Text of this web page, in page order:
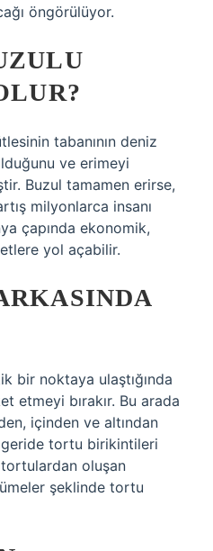
öngörülüyor.
tabanının deniz
ve erimeyi
Buzul tamamen erirse,
milyonlarca insanı
çapında ekonomik,
yol açabilir.
bir noktaya ulaştığında
etmeyi bırakır. Bu arada
içinden ve altından
tortu birikintileri
tortulardan oluşan
şeklinde tortu